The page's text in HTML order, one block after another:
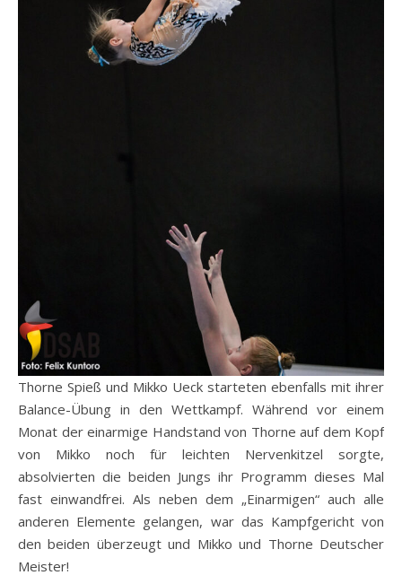
Thorne Spieß und Mikko Ueck starteten ebenfalls mit ihrer
Balance-Übung in den Wettkampf. Während vor einem
Monat der einarmige Handstand von Thorne auf dem Kopf
von Mikko noch für leichten Nervenkitzel sorgte,
absolvierten die beiden Jungs ihr Programm dieses Mal
fast einwandfrei. Als neben dem „Einarmigen“ auch alle
anderen Elemente gelangen, war das Kampfgericht von
den beiden überzeugt und Mikko und Thorne Deutscher
Meister!